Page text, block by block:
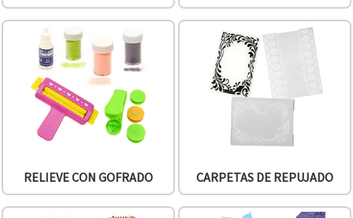
RELIEVE CON GOFRADO CARPETAS DE REPUJADO